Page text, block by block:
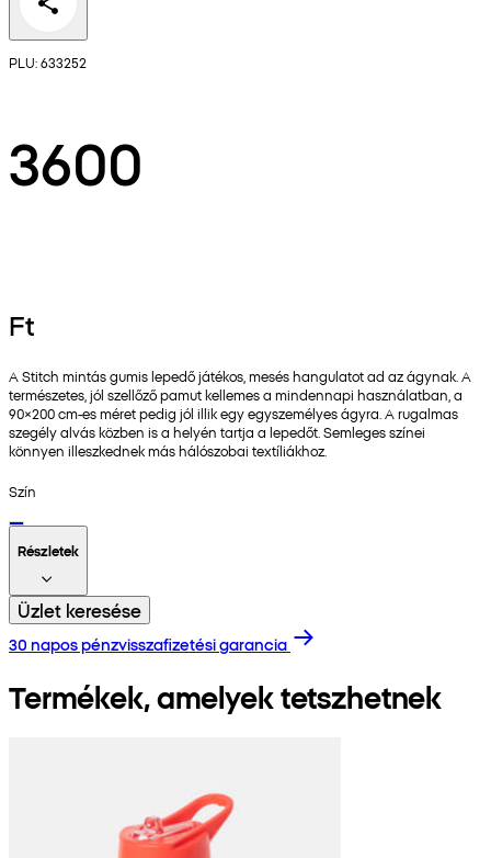
PLU: 633252
3600
Ft
A Stitch mintás gumis lepedő játékos, mesés hangulatot ad az ágynak. A
természetes, jól szellőző pamut kellemes a mindennapi használatban, a
90×200 cm-es méret pedig jól illik egy egyszemélyes ágyra. A rugalmas
szegély alvás közben is a helyén tartja a lepedőt. Semleges színei
könnyen illeszkednek más hálószobai textíliákhoz.
Szín
Részletek
Üzlet keresése
30 napos pénzvisszafizetési garancia
Termékek, amelyek tetszhetnek